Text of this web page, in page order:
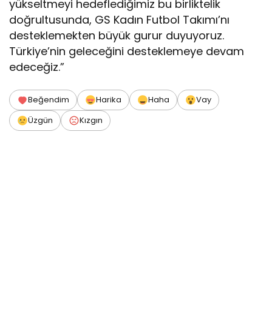
yükseltmeyi hedeflediğimiz bu birliktelik
doğrultusunda, GS Kadın Futbol Takımı’nı
desteklemekten büyük gurur duyuyoruz.
Türkiye’nin geleceğini desteklemeye devam
edeceğiz.”
Beğendim Harika Haha
Vay
Üzgün
Kızgın